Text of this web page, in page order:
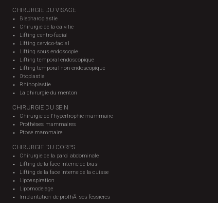
CHIRURGIE DU VISAGE
Blepharoplastie
Chirurgie de la calvitie
Lifting centro-facial
Lifting cervico-facial
Lifting sous endoscopie
Lifting temporal endoscopique
Lifting temporal non endoscopique
Otoplastie
Rhinoplastie
La chirurgie du menton
CHIRURGIE DU SEIN
Chirurgie de l'hypertrophie mammaire
Prothèses mammaires
Ptose mammaire
CHIRURGIE DU CORPS
Chirurgie de la paroi abdominale
Lifting de la face interne de bras
Lifting de la face interne de la cuisse
Lipoaspiration
Lipomodelage
Implantation de prothÃ¨ses fessieres